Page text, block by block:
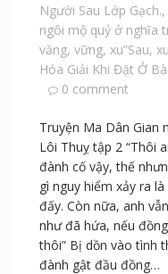
Người Sau Lớp Gạch.,
ngôi mộ quỷ ở nghĩa
văng, vững, xu”Sau,
Hóa Giải Khi Đặt Ở
0 comment
Truyện Ma Dân Gian
Lôi Thuỵ tập 2 “Thôi
đành cố vậy, thế
gì nguy hiểm xảy ra
đấy. Còn nữa, anh
như đã hứa, nếu
thôi” Bị dồn vào tình
đành gật đầu đồng…